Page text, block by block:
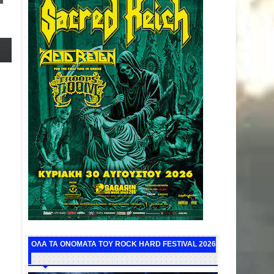
ΟΛΑ ΤΑ ΟΝΟΜΑΤΑ ΤΟΥ ROCK HARD FESTIVAL 2026